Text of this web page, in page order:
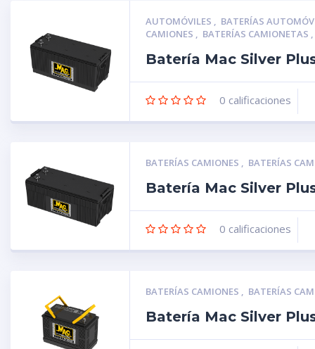
AUTOMÓVILES , BATERÍAS
CAMIONES , BATERÍAS CAMIONETAS
Batería Mac Silver
0 calificaciones
BATERÍAS CAMIONES , BATERÍAS
Batería Mac Silver
0 calificaciones
BATERÍAS CAMIONES , BATERÍAS
Batería Mac Silver